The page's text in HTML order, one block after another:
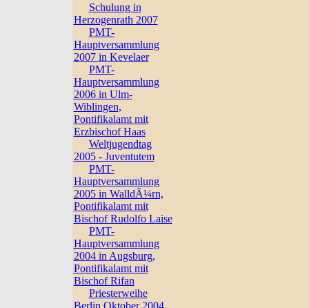
Schulung in
Herzogenrath 2007
PMT-
Hauptversammlung
2007 in Kevelaer
PMT-
Hauptversammlung
2006 in Ulm-
Wiblingen,
Pontifikalamt mit
Erzbischof Haas
Weltjugendtag
2005 - Juventutem
PMT-
Hauptversammlung
2005 in WalldÃ¼rn,
Pontifikalamt mit
Bischof Rudolfo Laise
PMT-
Hauptversammlung
2004 in Augsburg,
Pontifikalamt mit
Bischof Rifan
Priesterweihe
Berlin Oktober 2004